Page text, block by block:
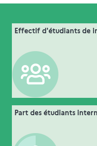
Effectif d'étudiants de
16. les étudiants en
Part des étudiants
16. les étudiants en